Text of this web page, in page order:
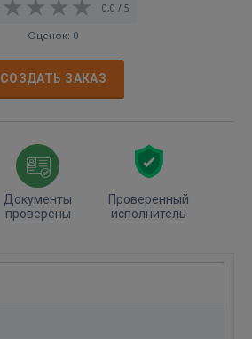
0,0 / 5
Оценок: 0
СОЗДАТЬ ЗАКАЗ
Документы
проверены
Проверенный
исполнитель